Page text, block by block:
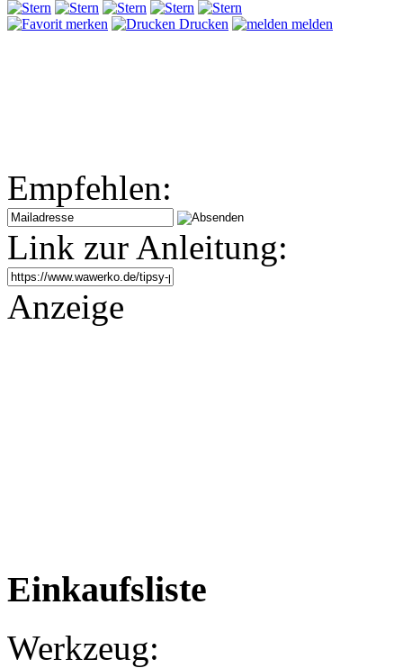
merken Drucken melden
Empfehlen:
Link zur Anleitung:
Anzeige
Einkaufsliste
Werkzeug: